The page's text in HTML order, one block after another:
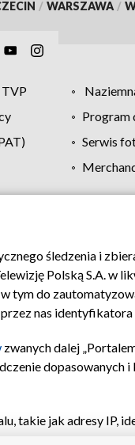
/ WARSZAWA /
Program
Serwis
Pomoc Biuro
śledzenia i
Polską S.A. w
tym do
nas
zwanych dalej
dopasowanych i
takie jak adresy IP,